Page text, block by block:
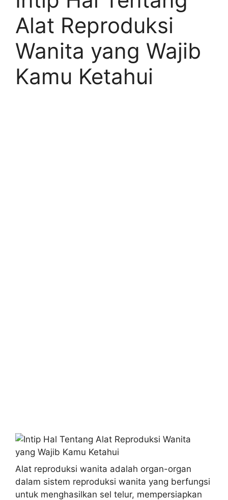
Alat Reproduksi
Wanita yang Wajib
Kamu Ketahui
Alat reproduksi wanita adalah organ-organ
dalam sistem reproduksi wanita yang berfungsi
untuk menghasilkan sel telur, mempersiapkan